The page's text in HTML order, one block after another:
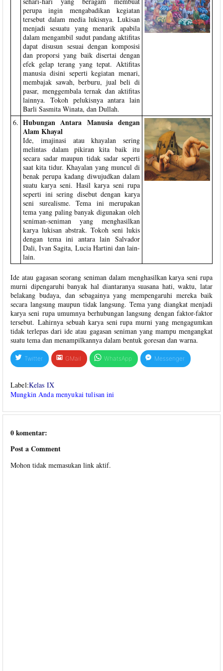
perupa ingin mengabadikan kegiatan
tersebut dalam media lukisnya. Lukisan
menjadi sesuatu yang menarik apabila
dalam mengambil sudut pandang aktifitas
dapat disusun sesuai dengan komposisi
dan proporsi yang baik disertai dengan
efek gelap terang yang tepat. Aktifitas
manusia disini seperti kegiatan menari,
membajak sawah, berburu, jual beli di
pasar, menggembala ternak dan aktifitas
lainnya. Tokoh pelukisnya antara lain
Barli Sasmita Winata, dan Dullah.
6. Hubungan Antara Manusia dengan
Alam Khayal
Ide, imajinasi atau khayalan sering
melintas dalam pikiran kita baik itu
secara sadar maupun tidak sadar seperti
saat kita tidur. Khayalan yang muncul di
benak perupa kadang diwujudkan dalam
suatu karya seni. Hasil karya seni rupa
seperti ini sering disebut dengan karya
seni surealisme. Tema ini merupakan
tema yang paling banyak digunakan oleh
seniman-seniman yang menghasilkan
karya lukisan abstrak. Tokoh seni lukis
dengan tema ini antara lain Salvador
Dali, Ivan Sagita, Lucia Hartini dan lain-
lain.
Ide atau gagasan seorang seniman dalam menghasilkan karya seni rupa
murni dipengaruhi banyak hal diantaranya suasana hati, waktu, latar
belakang budaya, dan sebagainya yang mempengaruhi mereka baik
secara langsung maupun tidak langsung. Tema yang diangkat menjadi
karya seni rupa umumnya berhubungan langsung dengan faktor-faktor
tersebut. Lahirnya sebuah karya seni rupa murni yang mengagumkan
tidak terlepas dari ide atau gagasan seniman yang mampu mengangkat
suatu tema dan menampilkannya dalam bentuk goresan dan warna.
Twitter GMail WhatsApp Messenger
Label:Kelas IX
Mungkin Anda menyukai tulisan ini
0 komentar:
Post a Comment
Mohon tidak memasukan link aktif.